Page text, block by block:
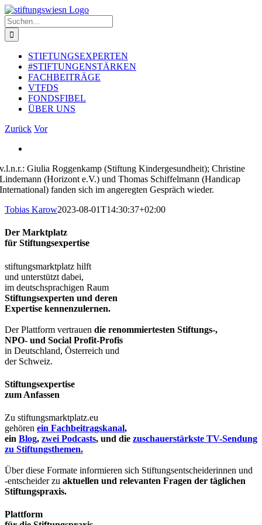
Zum
Inhalt
springen
Suche
nach:
STIFTUNGSEXPERTEN
#STIFTUNGENSTÄRKEN
FACHBEITRÄGE
VTFDS
FONDSFIBEL
ÜBER UNS
Zurück Vor
Bild
v.l.n.r.: Giulia Roggenkamp (Stiftung Kindergesundheit); Christine
Lindemann (Horizont e.V.) und Thomas Schiffelmann (Handicap
International) fanden sich im angeregten Gespräch wieder.
Tobias Karow2023-08-01T14:30:37+02:00
Der Marktplatz
für Stiftungsexpertise
stiftungsmarktplatz hilft
und unterstützt dabei,
im deutschsprachigen Raum
Stiftungsexperten und deren
Expertise kennenzulernen.
Der Plattform vertrauen die renommiertesten Stiftungs-,
NPO- und Social Profit-Profis
in Deutschland, Österreich und
der Schweiz.
Stiftungsexpertise
zum Anfassen
Zu stiftungsmarktplatz.eu
gehören ein Fachbeitragskanal,
ein Blog, zwei Podcasts, und die zuschauerstärkste TV-Sendung
zu Stiftungsthemen.
Über diese Formate informieren sich Stiftungsentscheiderinnen und
-entscheider zu aktuellen und relevanten Fragen der täglichen
Stiftungspraxis.
Plattform